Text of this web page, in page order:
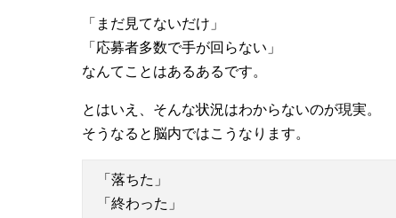
「まだ見てないだけ」
「応募者多数で手が回らない」
なんてことはあるあるです。
とはいえ、そんな状況はわからないのが現実。
そうなると脳内ではこうなります。
「落ちた」
「終わった」